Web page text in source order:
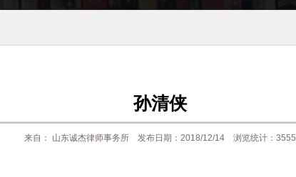
孙清侠
来自： 山东诚杰律师事务所 发布日期：2018/12/14 浏览统计：3555